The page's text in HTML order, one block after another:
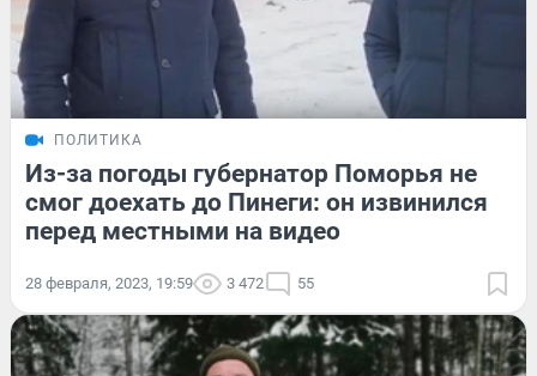
ПОЛИТИКА
Из-за погоды губернатор Поморья не
смог доехать до Пинеги: он извинился
перед местными на видео
28 февраля, 2023, 19:59 3 472 55